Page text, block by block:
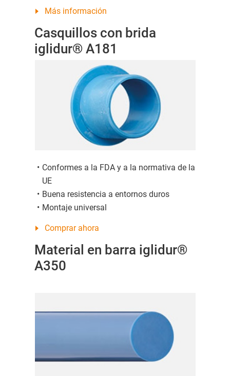
Más información
Casquillos con brida
iglidur® A181
Conformes a la FDA y a la normativa de la
UE
Buena resistencia a entornos duros
Montaje universal
Comprar ahora
Material en barra iglidur®
A350